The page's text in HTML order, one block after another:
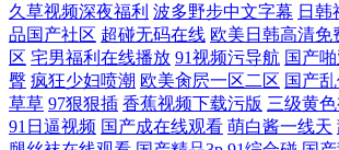
久草视频深夜福利 波多野步中文字幕 日韩
品国产社区 超碰无码在线 欧美日韩高清免
区 宅男福利在线播放 91视频污导航 国产
臀 疯狂少妇喷潮 欧美肏屄一区二区 国产
草草 97狠狠插 香蕉视频下载污版 三级黄
91日逼视频 国产成在线观看 萌白酱一线天